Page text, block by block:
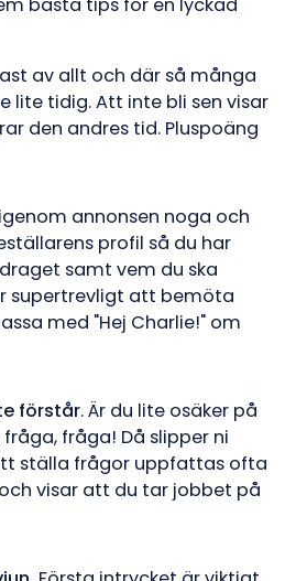
bästa tips för en lyckad
av allt och där så många
lite tidig. Att inte bli sen visar
den andres tid. Pluspoäng
annonsen noga och
profil så du har
samt vem du ska
supertrevligt att bemöta
med "Hej Charlie!" om
förstår. Är du lite osäker på
fråga! Då slipper ni
ställa frågor uppfattas ofta
visar att du tar jobbet på